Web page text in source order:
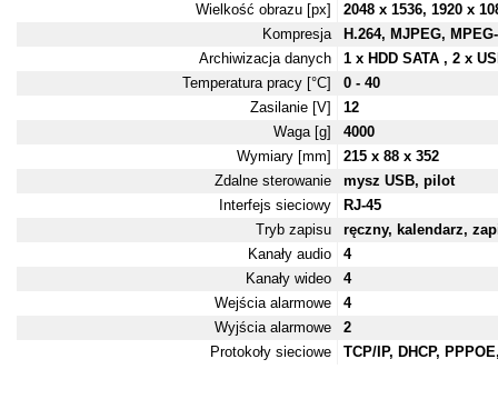
Wielkość obrazu [px]
2048 x 1536, 1920 x
Kompresja
H.264, MJPEG,
Archiwizacja danych
1 x HDD SATA , 2 x
Temperatura pracy [°C]
0 - 40
Zasilanie [V]
12
Waga [g]
4000
Wymiary [mm]
215 x 88 x 352
Zdalne sterowanie
mysz USB, pilot
Interfejs sieciowy
RJ-45
Tryb zapisu
ręczny, kalendarz,
Kanały audio
4
Kanały wideo
4
Wejścia alarmowe
4
Wyjścia alarmowe
2
Protokoły sieciowe
TCP/IP, DHCP,